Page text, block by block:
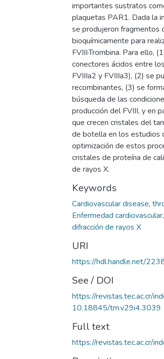
importantes sustratos
plaquetas PAR1. Dada la
se produjeron fragmentos
bioquímicamente para
FVIII·Trombina. Para ello,
conectores ácidos entre
FVIIIa2 y FVIIIa3), (2) se
recombinantes, (3) se
búsqueda de las
producción del FVIII, y en
que crecen cristales del
de botella en los estudios
optimización de estos
cristales de proteína de
de rayos X.
Keywords
Cardiovascular disease,
Enfermedad cardiovascular,
difracción de rayos X
URI
https://hdl.handle.net/
See / DOI
https://revistas.tec.ac.cr/
10.18845/tm.v29i4.3039
Full text
https://revistas.tec.ac.cr/